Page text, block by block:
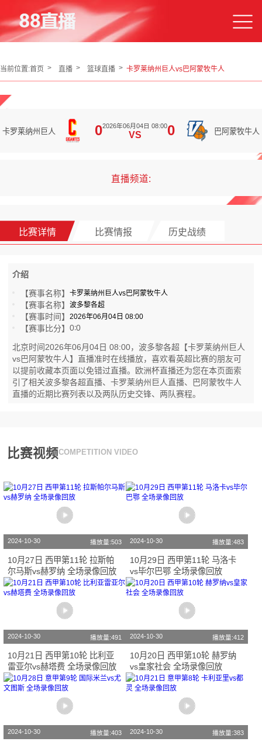
当前位置:首页 直播 篮球直播 卡罗莱纳州巨人vs巴阿蒙牧牛人
卡罗莱纳州巨人 02026年06月04日 08:00
VS 0 巴阿蒙牧牛人
直播频道:
比赛详情 比赛情报 历史战绩
介绍
【赛事名称】卡罗莱纳州巨人vs巴阿蒙牧牛人
【赛事名称】波多黎各超
【赛事时间】2026年06月04日 08:00
【赛事比分】0:0
北京时间2026年06月04日 08:00，波多黎各超【卡罗莱纳州巨人
vs巴阿蒙牧牛人】直播准时在线播放，喜欢看英超比赛的朋友可
以提前收藏本页面以免错过直播。欧洲杯直播还为您在本页面索
引了相关波多黎各超直播、卡罗莱纳州巨人直播、巴阿蒙牧牛人
直播的近期比赛列表以及两队历史交锋、两队赛程。
比赛视频COMPETITION VIDEO
2024-10-30 播放量:503
10月27日 西甲第11轮 拉斯帕
尔马斯vs赫罗纳 全场录像回放
2024-10-30 播放量:483
10月29日 西甲第11轮 马洛卡
vs毕尔巴鄂 全场录像回放
2024-10-30 播放量:491
10月21日 西甲第10轮 比利亚
雷亚尔vs赫塔费 全场录像回放
2024-10-30 播放量:412
10月20日 西甲第10轮 赫罗纳
vs皇家社会 全场录像回放
2024-10-30 播放量:403 2024-10-30 播放量:383